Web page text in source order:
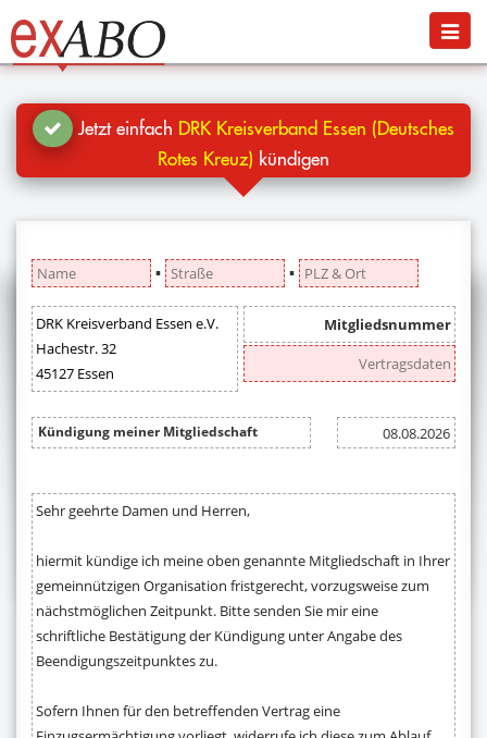
Jetzt kündigen
Blog
Anmelden
Menü
Jetzt einfach DRK Kreisverband Essen (Deutsches
Rotes Kreuz) kündigen
▪ ▪